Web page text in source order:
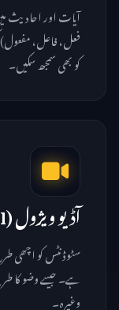
آیات اور احادیث
فعل، فاعل، مفعول)
کو بھی سمجھ سکیں۔
آڈیو ویژول (Audio Visual)
سٹوڈنٹس کو اچھی
ہے۔ جیسے وضو کا
وغیرہ۔